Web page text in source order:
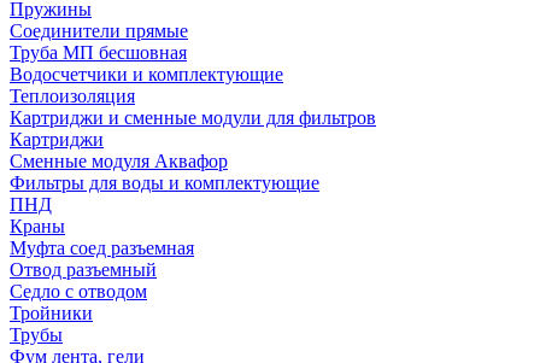
Пружины
Соединители прямые
Труба МП бесшовная
Водосчетчики и комплектующие
Теплоизоляция
Картриджи и сменные модули для фильтров
Картриджи
Сменные модуля Аквафор
Фильтры для воды и комплектующие
ПНД
Краны
Муфта соед разъемная
Отвод разъемный
Седло с отводом
Тройники
Трубы
Фум лента, гели